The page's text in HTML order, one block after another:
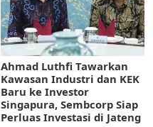
Ahmad Luthfi Tawarkan
Kawasan Industri dan KEK
Baru ke Investor
Singapura, Sembcorp Siap
Perluas Investasi di Jateng